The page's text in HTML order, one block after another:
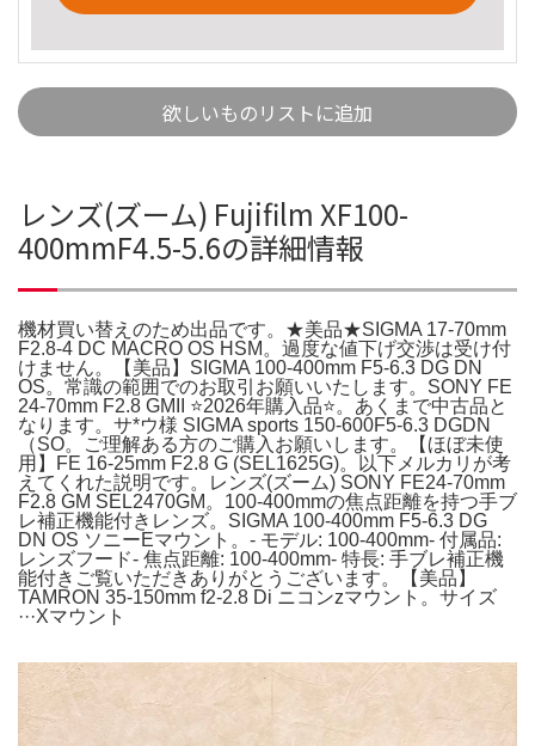
欲しいものリストに追加
レンズ(ズーム) Fujifilm XF100-
400mmF4.5-5.6の詳細情報
機材買い替えのため出品です。★美品★SIGMA 17-70mm
F2.8-4 DC MACRO OS HSM。過度な値下げ交渉は受け付
けません。【美品】SIGMA 100-400mm F5-6.3 DG DN
OS。常識の範囲でのお取引お願いいたします。SONY FE
24-70mm F2.8 GMII ⭐️2026年購入品⭐️。あくまで中古品と
なります。サ*ウ様 SIGMA sports 150-600F5-6.3 DGDN
（SO。ご理解ある方のご購入お願いします。【ほぼ未使
用】FE 16-25mm F2.8 G (SEL1625G)。以下メルカリが考
えてくれた説明です。レンズ(ズーム) SONY FE24-70mm
F2.8 GM SEL2470GM。100-400mmの焦点距離を持つ手ブ
レ補正機能付きレンズ。SIGMA 100-400mm F5-6.3 DG
DN OS ソニーEマウント。- モデル: 100-400mm- 付属品:
レンズフード- 焦点距離: 100-400mm- 特長: 手ブレ補正機
能付きご覧いただきありがとうございます。【美品】
TAMRON 35-150mm f2-2.8 Di ニコンzマウント。サイズ
···Xマウント